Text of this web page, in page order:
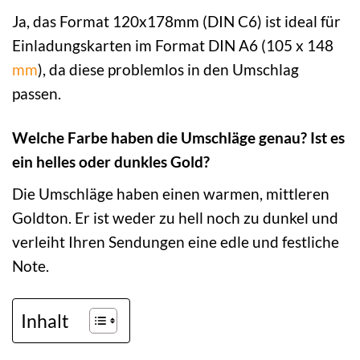
Ja, das Format 120x178mm (DIN C6) ist ideal für
Einladungskarten im Format DIN A6 (105 x 148
mm), da diese problemlos in den Umschlag
passen.
Welche Farbe haben die Umschläge genau? Ist es
ein helles oder dunkles Gold?
Die Umschläge haben einen warmen, mittleren
Goldton. Er ist weder zu hell noch zu dunkel und
verleiht Ihren Sendungen eine edle und festliche
Note.
Inhalt